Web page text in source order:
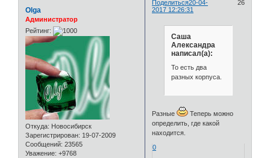
Поделиться 26
20-04-
2017 12:26:31
Olga
Администратор
Рейтинг:
Откуда: Новосибирск
Зарегистрирован: 19-07-2009
Сообщений: 23565
Уважение: +9768
Саша
Александра
написал(а):
То есть два
разных корпуса.
Разные
Теперь можно
определить, где какой
находится.
0